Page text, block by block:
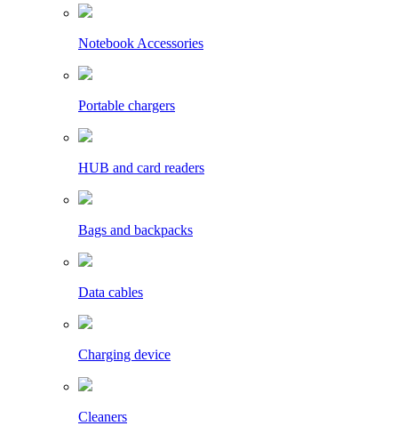
Notebook Accessories
Portable chargers
HUB and card readers
Bags and backpacks
Data cables
Charging device
Cleaners